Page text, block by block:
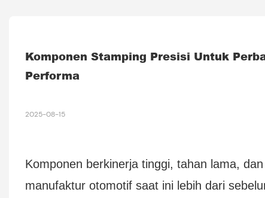
Komponen Stamping Presisi Untuk
Performa
2025-08-15
Komponen berkinerja tinggi, tahan lama,
manufaktur otomotif saat ini lebih dari